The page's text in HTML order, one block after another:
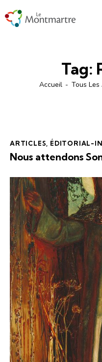
Tag:
Accueil Tous
ARTICLES ÉDITORIAL-
Nous attendons